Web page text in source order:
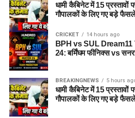
निष्कर्ष
यदि आपBPH vs SUL Dream11
लिए विजेता फैंटेसी टीम बनाना चाहते हैं, तो
Rickelton, Joe Clarke, Nathan Ellis
खिलाड़ियों को प्राथमिकता दें। Edgbaston
शुरुआती मदद देती है, इसलिए अपनी टीम में
फायदेमंद रहेगा।
धामी कैबिनेट में 15 प्रस्तावों
गौपालकों के लिए गए बड़े
CRICKET 14 hours ago
BPH vs SUL
24: बर्मिंघम फीनिक्स vs
BREAKINGNEWS 5 hours
धामी कैबिनेट में 15 प्रस्तावों
गौपालकों के लिए गए बड़े